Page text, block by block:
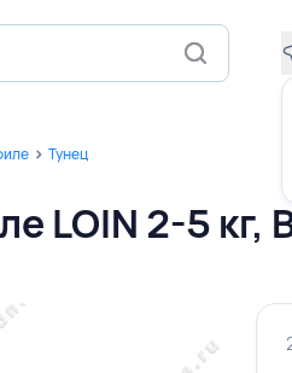
Тунец
LOIN 2-5